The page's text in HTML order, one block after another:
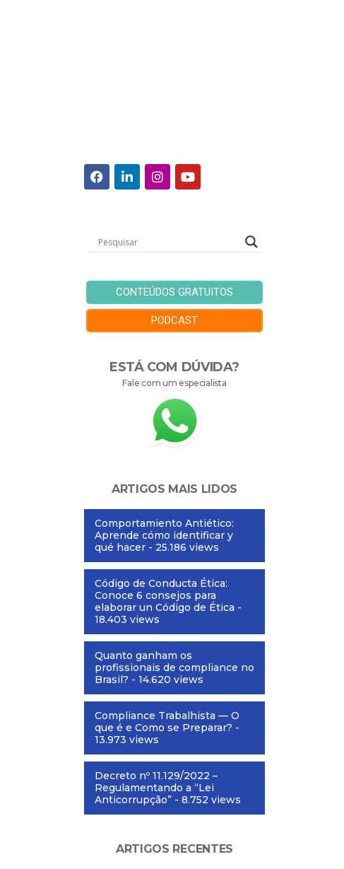
CONTEÚDOS GRATUITOS
PODCAST
ESTÁ COM DÚVIDA?
Fale com um especialista
ARTIGOS MAIS LIDOS
Comportamiento Antiético:
Aprende cómo identificar y
qué hacer - 25.186 views
Código de Conducta Ética:
Conoce 6 consejos para
elaborar un Código de Ética -
18.403 views
Quanto ganham os
profissionais de compliance no
Brasil? - 14.620 views
Compliance Trabalhista — O
que é e Como se Preparar? -
13.973 views
Decreto nº 11.129/2022 –
Regulamentando a “Lei
Anticorrupção” - 8.752 views
ARTIGOS RECENTES